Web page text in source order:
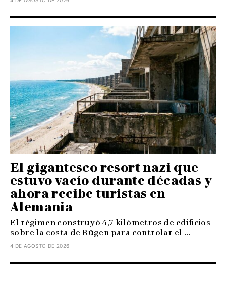
El gigantesco resort nazi que
estuvo vacío durante décadas y
ahora recibe turistas en
Alemania
El régimen construyó 4,7 kilómetros de edificios
sobre la costa de Rügen para controlar el ...
4 DE AGOSTO DE 2026